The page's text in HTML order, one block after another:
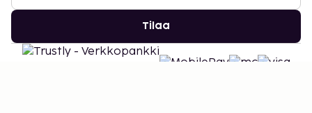
Tilaa